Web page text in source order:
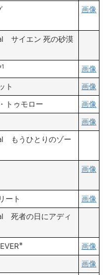
画像
サイエン 死の砂漠
画像
ト
画像
トゥモロー
画像
画像
もうひとりのゾー
画像
ート
画像
死者の日にアディ
※
画像
画像